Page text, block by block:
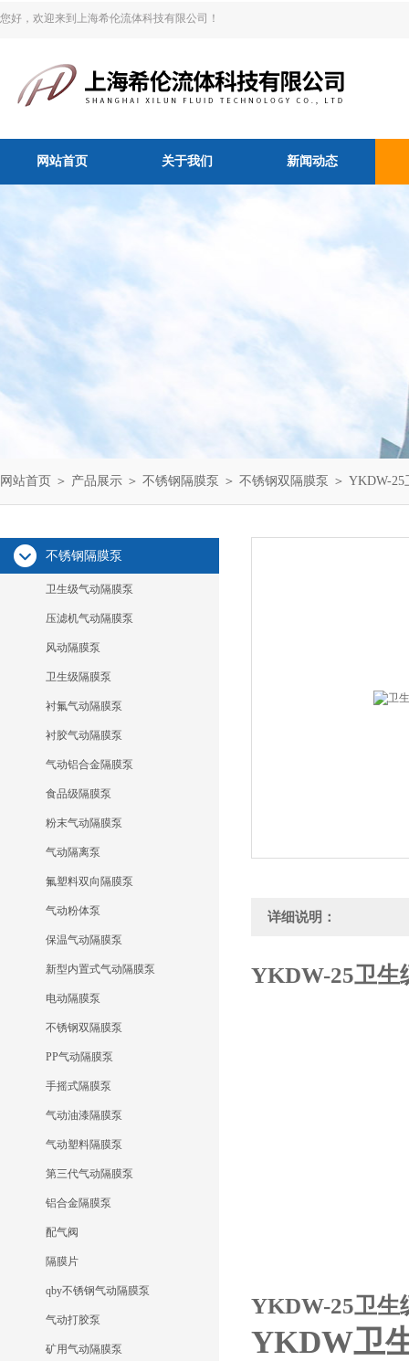
您好，欢迎来到上海希伦流体科技有限公司！
网站首页 关于我们 新闻动态
网站首页 ＞ 产品展示 ＞ 不锈钢隔膜泵 ＞ 不锈钢双隔膜泵 ＞ YKDW-
不锈钢隔膜泵
卫生级气动隔膜泵
压滤机气动隔膜泵
风动隔膜泵
卫生级隔膜泵
衬氟气动隔膜泵
衬胶气动隔膜泵
气动铝合金隔膜泵
食品级隔膜泵
粉末气动隔膜泵
气动隔离泵
氟塑料双向隔膜泵
气动粉体泵
保温气动隔膜泵
新型内置式气动隔膜泵
电动隔膜泵
不锈钢双隔膜泵
PP气动隔膜泵
手摇式隔膜泵
气动油漆隔膜泵
气动塑料隔膜泵
第三代气动隔膜泵
铝合金隔膜泵
配气阀
隔膜片
qby不锈钢气动隔膜泵
气动打胶泵
矿用气动隔膜泵
详细说明：
YKDW-25卫生
YKDW-25卫生
YKDW卫